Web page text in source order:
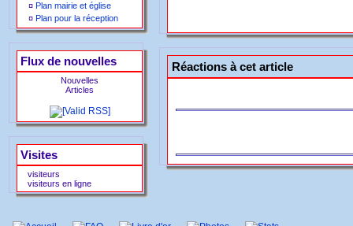
¤ Plan mairie et église
¤ Plan pour la réception
Flux de nouvelles
Nouvelles
Articles
Visites
visiteurs
visiteurs en ligne
Réactions à cet article